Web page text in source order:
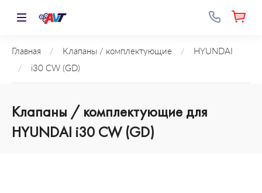
Главная / Клапаны / комплектующие /
HYUNDAI
/
i30 CW (GD)
Клапаны / комплектующие для
HYUNDAI i30 CW (GD)